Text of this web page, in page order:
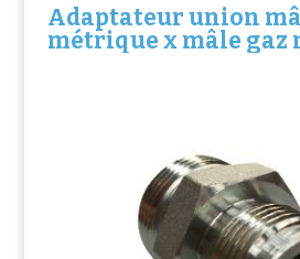
Adaptateur union
métrique x mâle gaz